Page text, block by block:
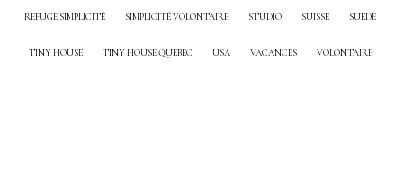
REFUGE SIMPLICITÉ SIMPLICITÉ VOLONTAIRE STUDIO SUISSE SUÈDE
TINY HOUSE TINY HOUSE QUEBEC USA VACANCES VOLONTAIRE